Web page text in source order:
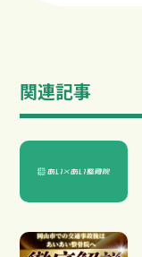
関連記事